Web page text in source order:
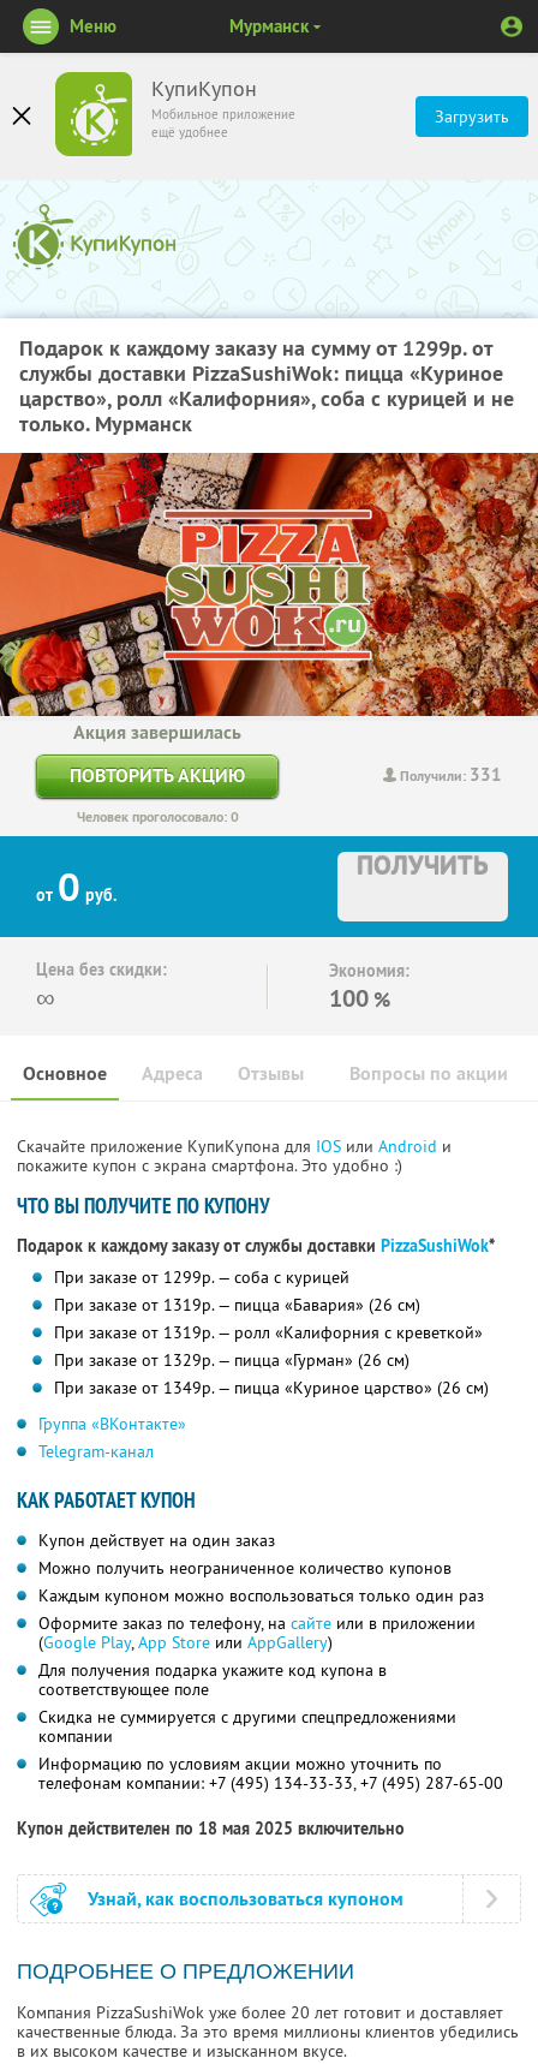
КупиКупон
Мобильное приложение
ещё удобнее
Загрузить
Меню Мурманск
Подарок к каждому заказу на сумму от 1299р. от
службы доставки PizzaSushiWok: пицца «Куриное
царство», ролл «Калифорния», соба с курицей и не
только. Мурманск
Получили: 331
Акция завершилась
ПОВТОРИТЬ АКЦИЮ
Человек проголосовало: 0
от 0 руб.
ПОЛУЧИТЬ
Цена без скидки:
∞
Экономия:
100 %
Основное Отзывы Вопросы по акции
Адреса
Скачайте приложение КупиКупона для IOS или Android и
покажите купон с экрана смартфона. Это удобно :)
ЧТО ВЫ ПОЛУЧИТЕ ПО КУПОНУ
Подарок к каждому заказу от службы доставки PizzaSushiWok*
При заказе от 1299р. — соба с курицей
При заказе от 1319р. — пицца «Бавария» (26 см)
При заказе от 1319р. — ролл «Калифорния с креветкой»
При заказе от 1329р. — пицца «Гурман» (26 см)
При заказе от 1349р. — пицца «Куриное царство» (26 см)
Группа «ВКонтакте»
Telegram-канал
КАК РАБОТАЕТ КУПОН
Купон действует на один заказ
Можно получить неограниченное количество купонов
Каждым купоном можно воспользоваться только один раз
Оформите заказ по телефону, на сайте или в приложении
(Google Play,App Store или AppGallery)
Для получения подарка укажите код купона в
соответствующее поле
Скидка не суммируется с другими спецпредложениями
компании
Информацию по условиям акции можно уточнить по
телефонам компании: +7 (495) 134-33-33, +7 (495) 287-65-00
Купон действителен по 18 мая 2025 включительно
Узнай, как воспользоваться купоном
ПОДРОБНЕЕ О ПРЕДЛОЖЕНИИ
Компания PizzaSushiWok уже более 20 лет готовит и доставляет
качественные блюда. За это время миллионы клиентов убедились
в их высоком качестве и изысканном вкусе.